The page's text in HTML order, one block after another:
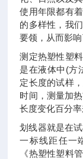
使用年限都有
的多样性，我
要领，从而影响
测定热塑性塑
是在液体中 (方
定长度的试样
时间，测量加
长度变化百分
划线器就是在
一标线距任一
《热塑性塑料